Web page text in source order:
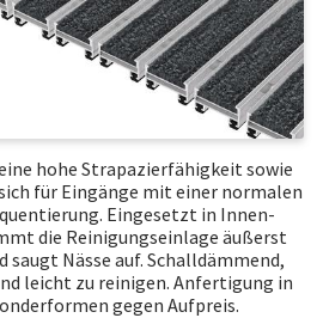
hohe Strapazierfähigkeit sowie
für Eingänge mit einer normalen
Eingesetzt in Innen-
die Reinigungseinlage äußerst
saugt Nässe auf. Schalldämmend,
leicht zu reinigen. Anfertigung in
gegen Aufpreis.